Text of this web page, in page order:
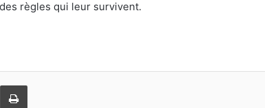
règles qui leur survivent.
Imprimer